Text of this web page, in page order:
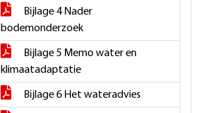
Bijlage 4 Nader
bodemonderzoek
Bijlage 5 Memo water en
klimaatadaptatie
Bijlage 6 Het wateradvies